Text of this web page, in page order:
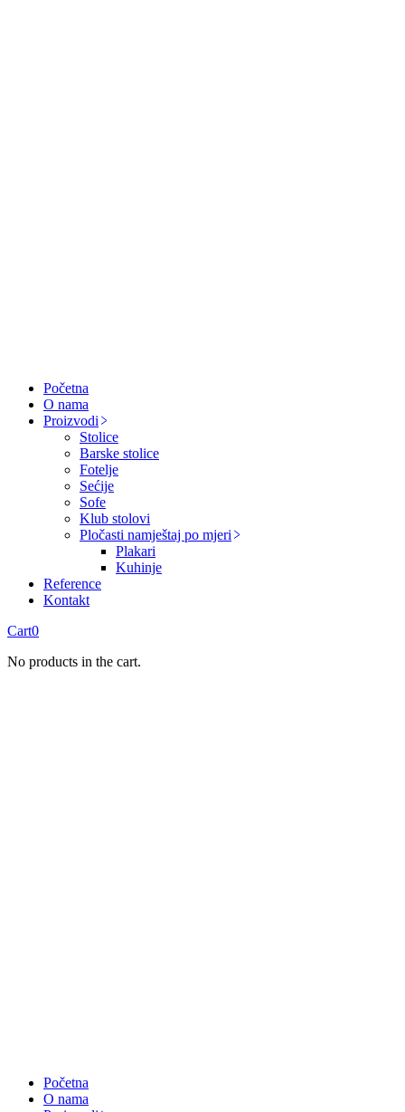
Početna
O nama
Proizvodi
Stolice
Barske stolice
Fotelje
Sećije
Sofe
Klub stolovi
Pločasti namještaj po mjeri
Plakari
Kuhinje
Reference
Kontakt
Cart0
No products in the cart.
Početna
O nama